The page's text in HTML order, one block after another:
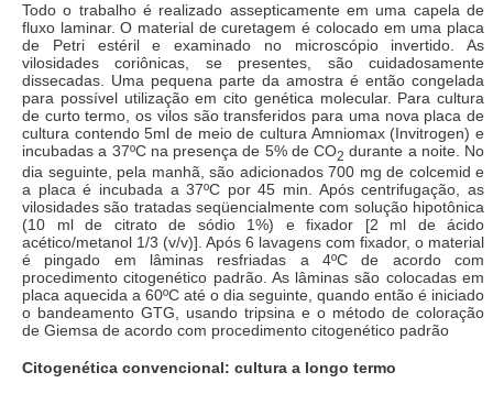
Todo o trabalho é realizado assepticamente em uma capela de
fluxo laminar. O material de curetagem é colocado em uma placa
de Petri estéril e examinado no microscópio invertido. As
vilosidades coriônicas, se presentes, são cuidadosamente
dissecadas. Uma pequena parte da amostra é então congelada
para possível utilização em cito genética molecular. Para cultura
de curto termo, os vilos são transferidos para uma nova placa de
cultura contendo 5ml de meio de cultura Amniomax (Invitrogen) e
incubadas a 37ºC na presença de 5% de CO2 durante a noite. No
dia seguinte, pela manhã, são adicionados 700 mg de colcemid e
a placa é incubada a 37ºC por 45 min. Após centrifugação, as
vilosidades são tratadas seqüencialmente com solução hipotônica
(10 ml de citrato de sódio 1%) e fixador [2 ml de ácido
acético/metanol 1/3 (v/v)]. Após 6 lavagens com fixador, o material
é pingado em lâminas resfriadas a 4ºC de acordo com
procedimento citogenético padrão. As lâminas são colocadas em
placa aquecida a 60ºC até o dia seguinte, quando então é iniciado
o bandeamento GTG, usando tripsina e o método de coloração
de Giemsa de acordo com procedimento citogenético padrão
Citogenética convencional: cultura a longo termo